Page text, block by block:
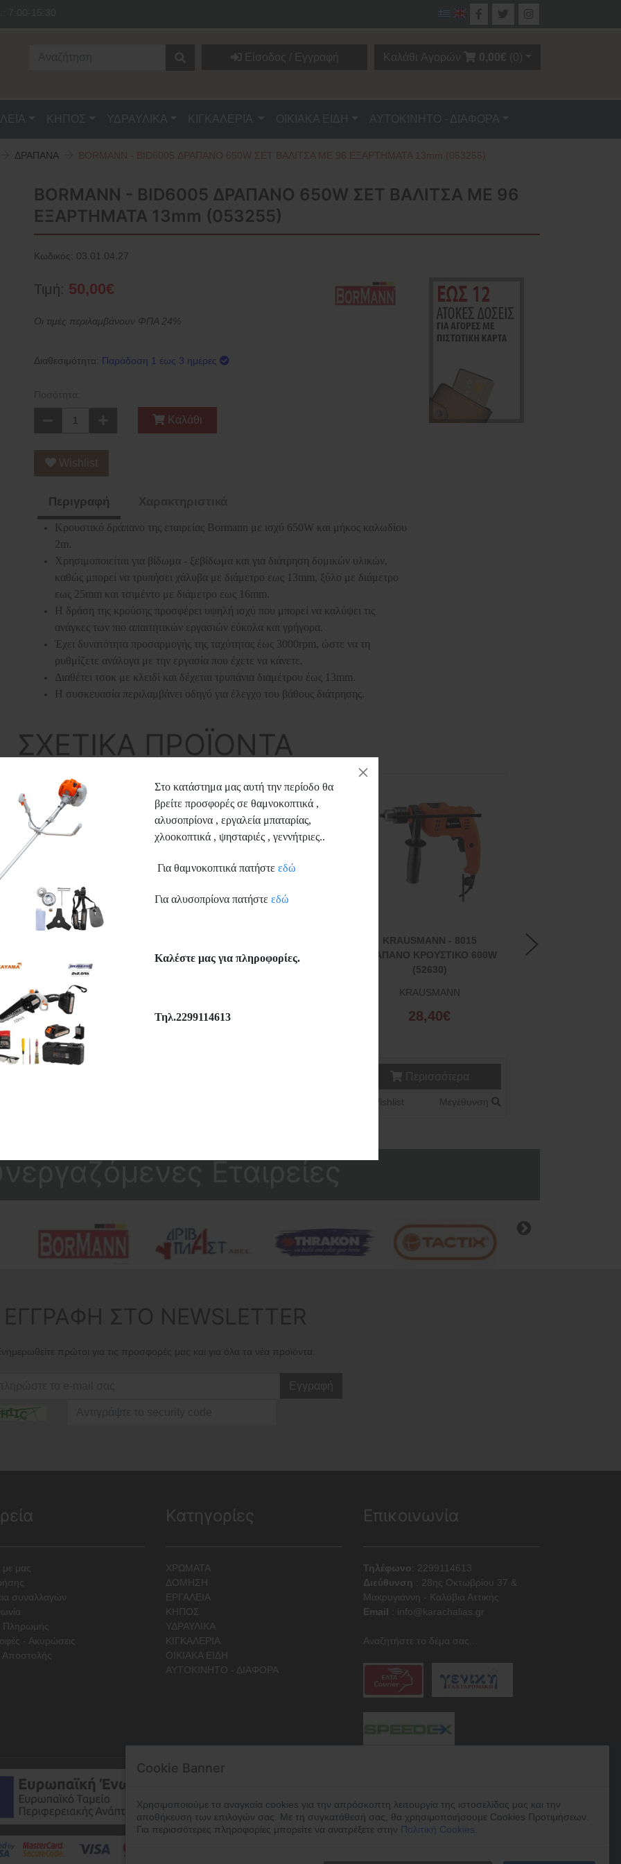
ΚΗΠΟΣ ΥΔΡΑΥΛΙΚΑ ΚΙΓΚΑΛΕΡΙΑ ΟΙΚΙΑΚΑ ΕΙΔΗ ΑΥΤΟΚΙΝΗΤΟ - ΔΙΑΦΟΡΑ
ΔΡΑΠΑΝΑ BORMANN - BID6005 ΔΡΑΠΑΝΟ 650W ΣΕΤ ΒΑΛΙΤΣΑ ME 96 ΕΞΑΡΤΗΜΑΤΑ 13mm (053255)
BORMANN - BID6005 ΔΡΑΠΑΝΟ 650W ΣΕΤ ΒΑΛΙΤΣΑ ME 96
ΕΞΑΡΤΗΜΑΤΑ 13mm (053255)
Κωδικός: 03.01.04.27
Τιμή: 50,00€
Οι τιμές περιλαμβάνουν ΦΠΑ 24%
Διαθεσιμότητα: Παράδοση 1 έως 3 ημέρες
Καλάθι
Wishlist
Περιγραφή
Κρουστικό δράπανο της εταιρείας Bormann με ισχύ 650W και μήκος καλωδίου
2m.
Χρησιμοποιείται για βίδωμα - ξεβίδωμα και για διάτρηση δομικών υλικών,
καθώς μπορεί να τρυπήσει χάλυβα με διάμετρο εως 13mm, ξύλο με διάμετρο
εως 25mm και τσιμέντο με διάμετρο εως 16mm.
Η δράση της κρούσης προσφέρει υψηλή ισχύ που μπορεί να καλύψει τις
ανάγκες των πιο απαιτητικών εργασιών εύκολα και γρήγορα.
Έχει δυνατότητα προσαρμογής της ταχύτητας έως 3000rpm, ώστε να τη
ρυθμίζετε ανάλογα με την εργασία που έχετε να κάνετε.
Διαθέτει τσοκ με κλειδί και δέχεται τρυπάνια διαμέτρου έως 13mm.
Η συσκευασία περιλαμβάνει οδηγό για έλεγχο του βάθους διάτρησης.
ΣΧΕΤΙΚΑ ΠΡΟΪΟΝΤΑ
BORMANN
20,00€
ΔΡΑΠΑΝΟ ΚΡΟΥΣΤΙΚΟ 600W
MACO - ΘΗΚΗ ΕΡΓΑΛΕΙΩΝ
ΖΩΝΗΣ ΜΕ ΘΗΚΗ ΔΡΑΠΑΝΟΥ
(MC.05013)
MACO
5,90€
Wishlist Μεγέθυνση
Εταιρείες
πρώτοι για τις προσφορές μας και για όλα τα νέα προϊόντα.
με μας
συναλλαγών
Πληρωμής
- Ακυρώσεις
Αποστολής
Κατηγορίες
ΧΡΩΜΑΤΑ
ΔΟΜΗΣΗ
ΕΡΓΑΛΕΙΑ
ΚΗΠΟΣ
ΥΔΡΑΥΛΙΚΑ
ΚΙΓΚΑΛΕΡΙΑ
ΟΙΚΙΑΚΑ ΕΙΔΗ
ΑΥΤΟΚΙΝΗΤΟ - ΔΙΑΦΟΡΑ
Επικοινωνία
Τηλέφωνο : 2299114613
Διεύθυνση
28ης Οκτωβρίου 37 &
Μακρυγιάννη - Καλύβια Αττικής
Email
info@karachalias.gr
Αναζητήστε το δέμα σας...
Cookie Banner
Χρησιμοποιούμε τα αναγκαία cookies για την απρόσκοπτη λειτουργία της ιστοσελίδας μας και την
αποθήκευση των επιλογών σας. Με τη συγκατάθεσή σας, θα χρησιμοποιήσουμε Cookies Προτιμήσεων.
Για περισσότερες πληροφορίες μπορείτε να ανατρέξετε στην Πολιτική Cookies
Στο κατάστημα μας αυτή την περίοδο θα
βρείτε προσφορές σε θαμνοκοπτικά ,
αλυσοπρίονα , εργαλεία μπαταρίας,
χλοοκοπτικά , ψησταριές , γεννήτριες..
Για θαμνοκοπτικά πατήστεεδώ
Για αλυσοπρίονα πατήστε εδώ
Καλέστε μας για πληροφορίες.
Τηλ.2299114613